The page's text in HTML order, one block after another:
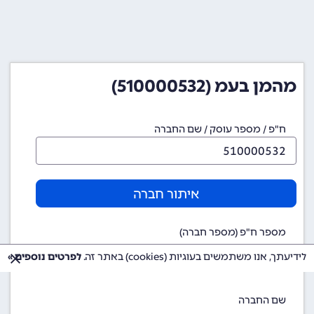
מהמן בעמ (510000532)
ח"פ / מספר עוסק / שם החברה
איתור חברה
מספר ח"פ (מספר חברה)
510000532
שם החברה
לידיעתך, אנו משתמשים בעוגיות (cookies) באתר זה. לפרטים נוספים »